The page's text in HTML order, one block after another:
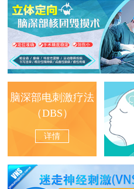
脑深部电刺激疗法
（DBS）
详情